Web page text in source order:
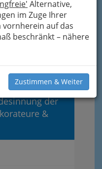
Alternative,
im Zuge Ihrer
vornherein auf das
beschränkt – nähere
Zustimmen & Weiter
der
&